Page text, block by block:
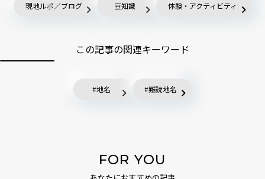
現地ルポ／ブログ 豆知識 体験・アクティビティ
この記事の関連キーワード
地名 難読地名
FOR YOU